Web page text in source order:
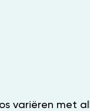
variëren met